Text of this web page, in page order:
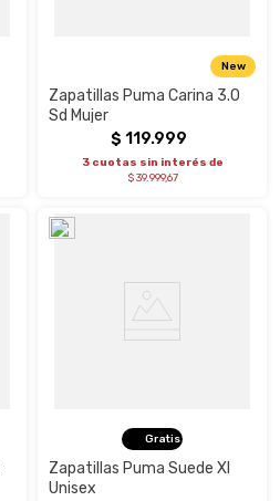
New
Zapatillas Puma Carina 3.0
Sd Mujer
$ 119.999
3 cuotas sin interés de
$ 39.999,67
Gratis
Zapatillas Puma Suede Xl
Unisex